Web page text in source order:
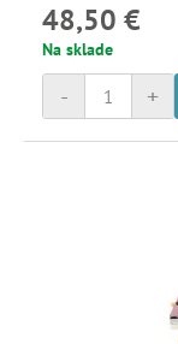
48,50 €
Na sklade
+
-